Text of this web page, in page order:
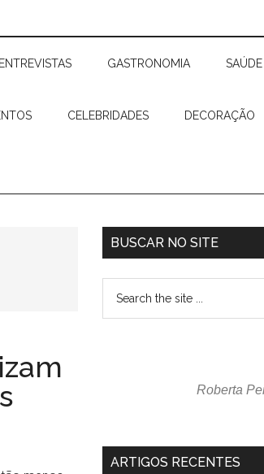
ENTREVISTAS GASTRONOMIA SAÚDE
CELEBRIDADES DECORAÇÃO
BUSCAR NO SITE
Roberta
ARTIGOS RECENTES